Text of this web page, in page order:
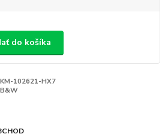
do košíka
KM-102621-HX7
B&W